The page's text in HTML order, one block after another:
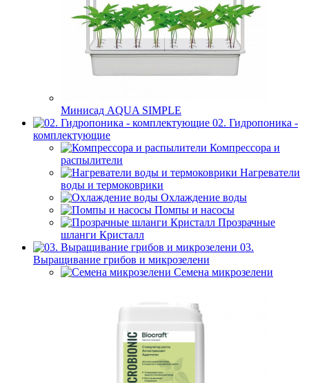
Минисад AQUA SIMPLE
02. Гидропоника -
комплектующие
Компрессора и
распылители
Нагреватели
воды и термоковрики
Охлаждение воды
Помпы и насосы
Прозрачные
шланги Кристалл
03.
Выращивание грибов и микрозелени
Семена микрозелени